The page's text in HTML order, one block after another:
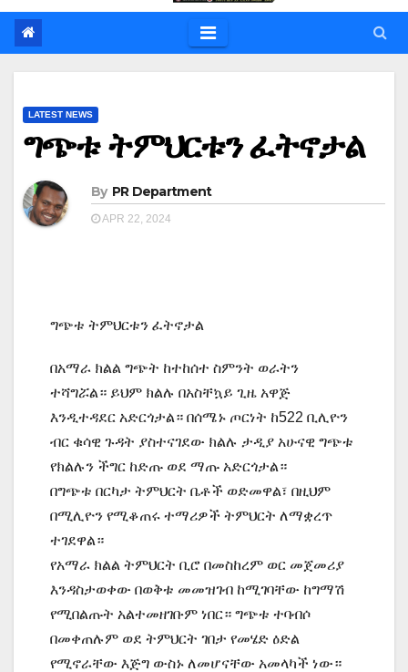
LATEST NEWS
ግጭቱ ትምህርቱን ፈትኖታል
By PR Department
APR 22, 2024
ግጭቱ ትምህርቱን ፈትኖታል
በአማራ ክልል ግጭት ከተከሰተ ስምንት ወራትን
ተሻግሯል። ይህም ክልሉ በአስቸኳይ ጊዜ አዋጅ
እንዲተዳደር አድርጎታል። በሰሜኑ ጦርነት ከ522 ቢሊዮን
ብር ቁሳዊ ጉዳት ያስተናገደው ክልሉ ታዲያ አሁናዊ ግጭቱ
የክልሉን ችግር ከድጡ ወደ ማጡ አድርጎታል።
በግጭቱ በርካታ ትምህርት ቤቶች ወድመዋል፣ በዚህም
በሚሊዮን የሚቆጠሩ ተማሪዎች ትምህርት ለማቋረጥ
ተገደዋል።
የአማራ ክልል ትምህርት ቢሮ በመስከረም ወር መጀመሪያ
እንዳስታወቀው በወቅቱ መመዝገብ ከሚገባቸው ከግማሽ
የሚበልጡት አልተመዘገቡም ነበር። ግጭቱ ተባብሶ
በመቀጠሉም ወደ ትምህርት ገበታ የመሄድ ዕድል
የሚኖራቸው እጅግ ውስኑ ለመሆናቸው አመላካች ነው።